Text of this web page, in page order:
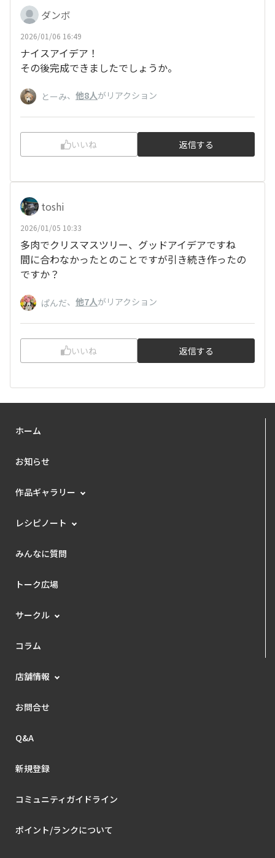
ダンボ
2026/01/06 16:49
ナイスアイデア！
その後完成できましたでしょうか。
とーみ、 他8人がリアクション
いいね 返信する
toshi
2026/01/05 10:33
多肉でクリスマスツリー、グッドアイデアですね
間に合わなかったとのことですが引き続き作ったの
ですか？
ぱんだ、 他7人がリアクション
いいね 返信する
ホーム
お知らせ
作品ギャラリー
レシピノート
みんなに質問
トーク広場
サークル
コラム
店舗情報
お問合せ
Q&A
新規登録
コミュニティガイドライン
ポイント/ランクについて